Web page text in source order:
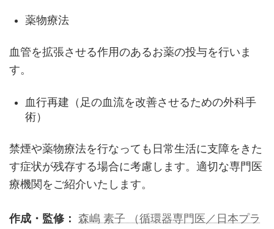
薬物療法
血管を拡張させる作用のあるお薬の投与を行いま
す。
血行再建（足の血流を改善させるための外科手
術）
禁煙や薬物療法を行なっても日常生活に支障をきた
す症状が残存する場合に考慮します。適切な専門医
療機関をご紹介いたします。
作成・監修： 森嶋 素子 （循環器専門医／日本プラ